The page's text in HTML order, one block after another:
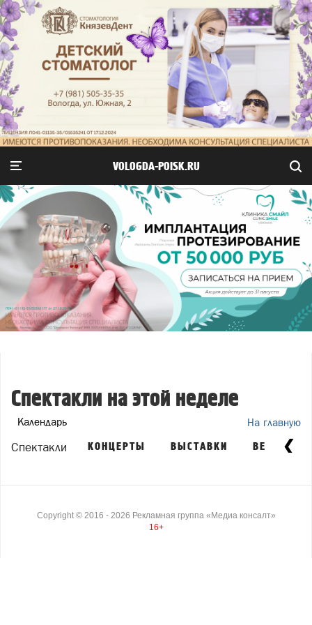
VOLOGDA-POISK.RU
Спектакли на этой неделе
Календарь На главную
Спектакли КОНЦЕРТЫ ВЫСТАВКИ
Copyright © 2016 - 2026 Рекламная группа «Медиа консалт»
16+